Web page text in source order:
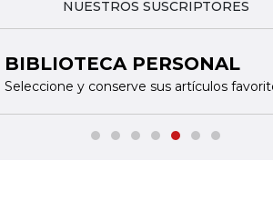
NUESTROS SUSCRIPTORES
BIBLIOTECA PERSONAL
Seleccione y conserve sus artículos